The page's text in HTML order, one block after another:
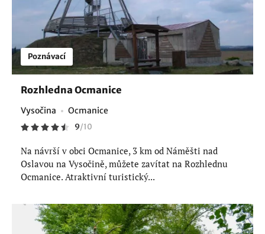
Poznávací
Rozhledna Ocmanice
Vysočina Ocmanice
9/10
Na návrší v obci Ocmanice, 3 km od Náměšti nad
Oslavou na Vysočině, můžete zavítat na Rozhlednu
Ocmanice. Atraktivní turistický...